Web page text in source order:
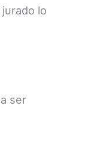
lo
ser